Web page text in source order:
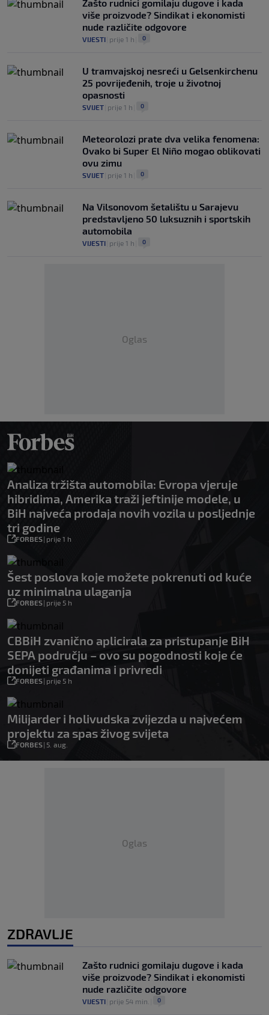
Zašto rudnici gomilaju dugove i kada
više proizvode? Sindikat i ekonomisti
nude različite odgovore
VIJESTI prije 1 h 0
U tramvajskoj nesreći u Gelsenkirchenu
25 povrijeđenih, troje u životnoj
opasnosti
SVIJET prije 1 h 0
Meteorolozi prate dva velika fenomena:
Ovako bi Super El Niño mogao oblikovati
ovu zimu
SVIJET prije 1 h 0
Na Vilsonovom šetalištu u Sarajevu
predstavljeno 50 luksuznih i sportskih
automobila
VIJESTI prije 1 h 0
Oglas
Analiza tržišta automobila: Evropa vjeruje
hibridima, Amerika traži jeftinije modele, u
BiH najveća prodaja novih vozila u posljednje
tri godine
FORBES| prije 1 h
Šest poslova koje možete pokrenuti od kuće
uz minimalna ulaganja
FORBES| prije 5 h
CBBiH zvanično aplicirala za pristupanje BiH
SEPA području – ovo su pogodnosti koje će
donijeti građanima i privredi
FORBES| prije 5 h
Milijarder i holivudska zvijezda u najvećem
projektu za spas živog svijeta
FORBES| 5. aug.
Oglas
ZDRAVLJE
Zašto rudnici gomilaju dugove i kada
više proizvode? Sindikat i ekonomisti
nude različite odgovore
VIJESTI prije 54 min. 0